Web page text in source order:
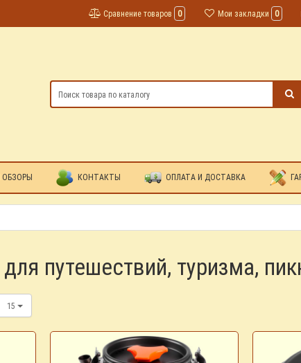
Мои закладки 0
Сравнение товаров 0
ОБЗОРЫ КОНТАКТЫ ОПЛАТА И ДОСТАВКА
путешествий, туризма,
15